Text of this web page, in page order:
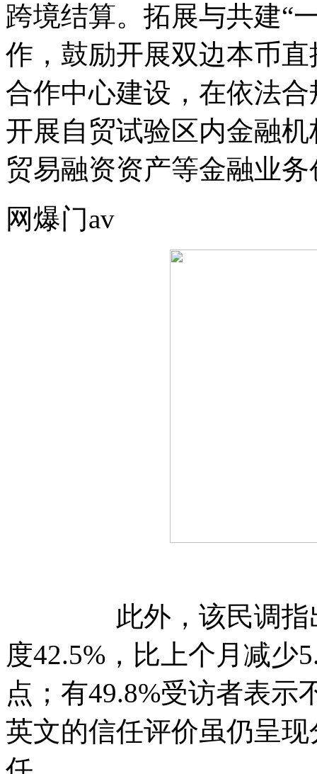
跨境结算。拓展与共建“
作，鼓励开展双边本币
合作中心建设，在依法
开展自贸试验区内金融
贸易融资资产等金融业
网爆门av
此外，该民调指出
度42.5%，比上个月减少
点；有49.8%受访者表示
英文的信任评价虽仍呈